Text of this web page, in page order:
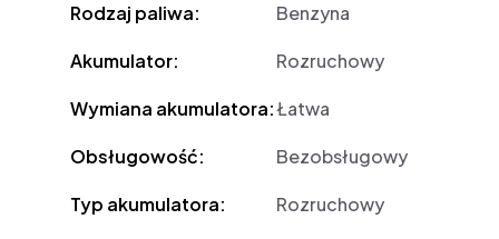
Rodzaj paliwa: Benzyna
Akumulator: Rozruchowy
Wymiana akumulatora:Łatwa
Obsługowość: Bezobsługowy
Typ akumulatora: Rozruchowy